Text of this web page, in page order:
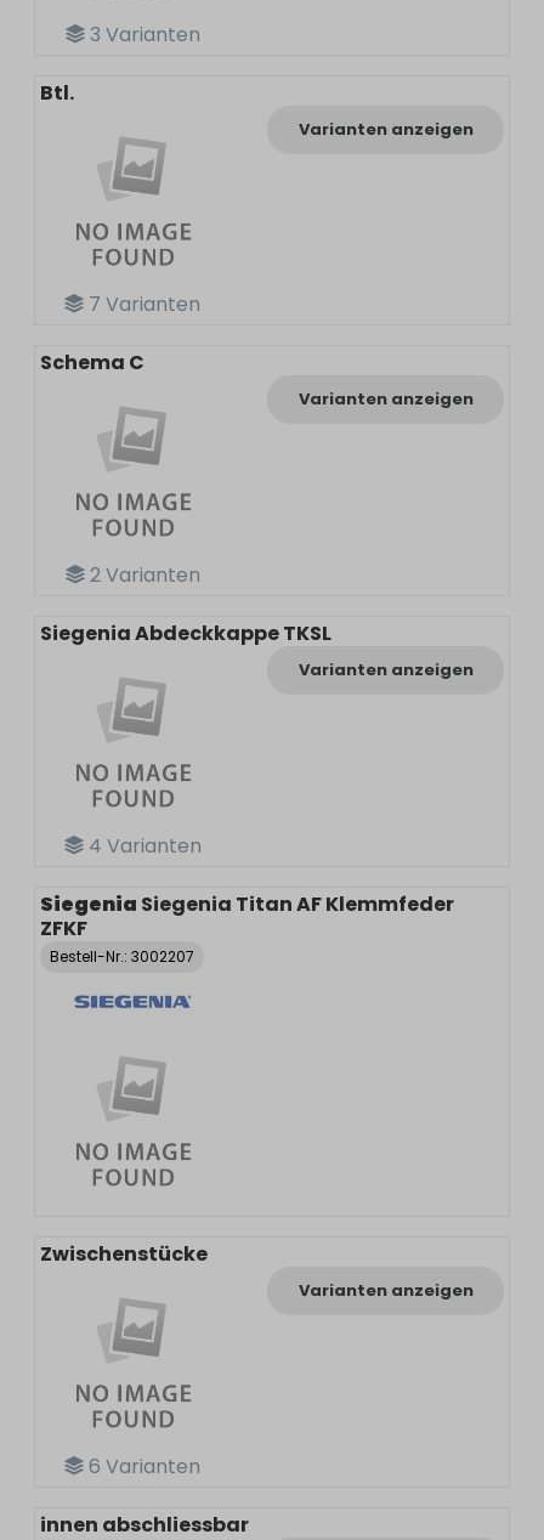
3 Varianten
7 Varianten
Btl.
Varianten anzeigen
2Varianten
Schema C
Varianten anzeigen
4 Varianten
Siegenia Abdeckkappe TKSL
Varianten anzeigen
Siegenia Siegenia Titan AF Klemmfeder
ZFKF
Bestell-Nr.: 3002207
6 Varianten
Zwischenstücke
Varianten anzeigen
innen abschliessbar